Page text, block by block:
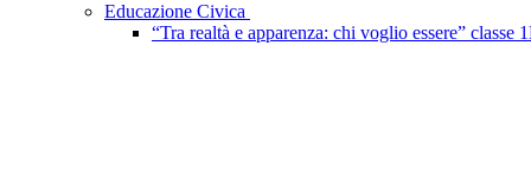
Educazione Civica
“Tra realtà e apparenza: chi voglio essere” classe